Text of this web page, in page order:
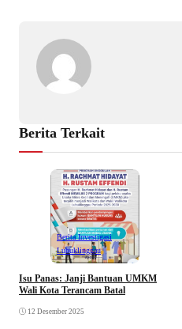
Berita Terkait
Berita Investigasi
Lubuklinggau
Isu Panas: Janji Bantuan UMKM
Wali Kota Terancam Batal
12 Desember 2025